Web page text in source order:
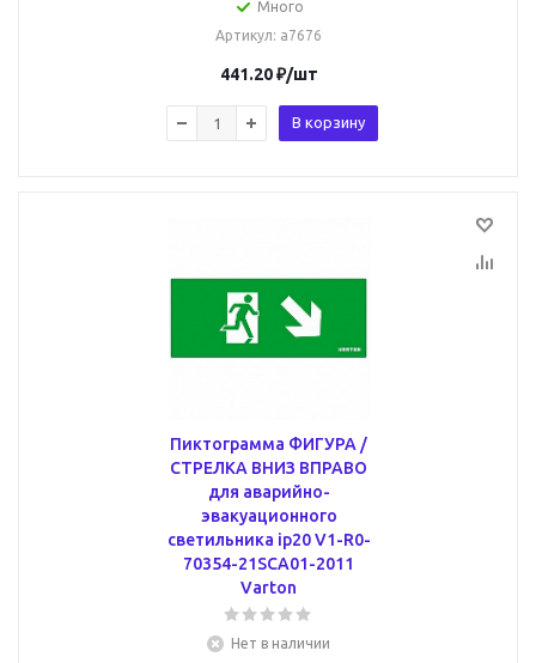
Много
Артикул: a7676
441.20₽/шт
В корзину
Пиктограмма ФИГУРА /
СТРЕЛКА ВНИЗ ВПРАВО
для аварийно-
эвакуационного
светильника ip20 V1-R0-
70354-21SCA01-2011
Varton
Нет в наличии